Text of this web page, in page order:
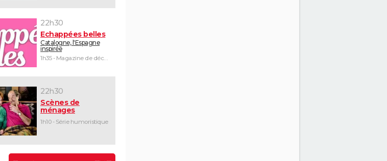
22h30
Echappées belles
Catalogne, l'Espagne
inspirée
1h35 - Magazine de découvertes
22h30
Scènes de
ménages
1h10 - Série humoristique